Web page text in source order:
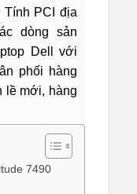
Tính PCI địa
dòng sản
Dell với
phối hàng
lề mới, hàng
7490